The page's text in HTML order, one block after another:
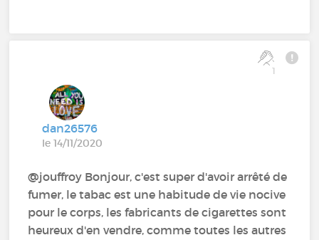
1
dan26576
le 14/11/2020
@jouffroy Bonjour, c'est super d'avoir arrêté de
fumer, le tabac est une habitude de vie nocive
pour le corps, les fabricants de cigarettes sont
heureux d'en vendre, comme toutes les autres